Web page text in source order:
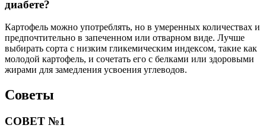
диабете?
Картофель можно употреблять, но в умеренных количествах и
предпочтительно в запеченном или отварном виде. Лучше
выбирать сорта с низким гликемическим индексом, такие как
молодой картофель, и сочетать его с белками или здоровыми
жирами для замедления усвоения углеводов.
Советы
СОВЕТ №1